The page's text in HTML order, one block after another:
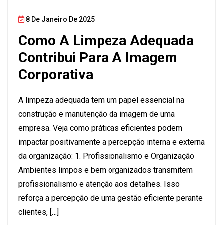
8 De Janeiro De 2025
Como A Limpeza Adequada
Contribui Para A Imagem
Corporativa
A limpeza adequada tem um papel essencial na
construção e manutenção da imagem de uma
empresa. Veja como práticas eficientes podem
impactar positivamente a percepção interna e externa
da organização: 1. Profissionalismo e Organização
Ambientes limpos e bem organizados transmitem
profissionalismo e atenção aos detalhes. Isso
reforça a percepção de uma gestão eficiente perante
clientes, […]